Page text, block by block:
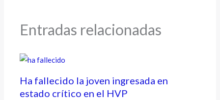
Entradas relacionadas
Ha fallecido la joven ingresada en
estado crítico en el HVP